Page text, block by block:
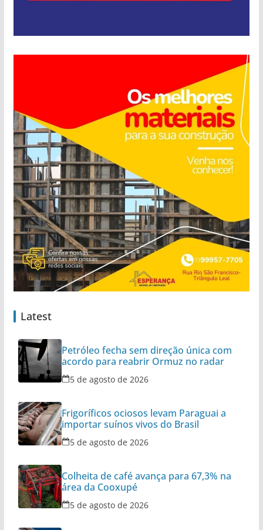
Latest
Petróleo fecha sem direção única com
acordo para reabrir Ormuz no radar
5 de agosto de 2026
Frigoríficos ociosos levam Paraguai a
importar suínos vivos do Brasil
5 de agosto de 2026
Colheita de café avança para 67,3% na
área da Cooxupé
5 de agosto de 2026